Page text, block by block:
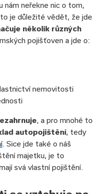
nám neřekne nic o tom,
je důležité vědět, že jde
několik různých
pojišťoven a jde o:
nemovitosti
, a pro mnohé to
autopojištění, tedy
. Sice jde také o náš
majetku, je to
svá vlastní pojištění.